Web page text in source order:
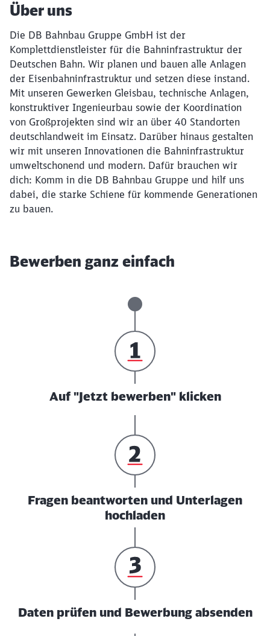
Über uns
Die DB Bahnbau Gruppe GmbH ist der
Komplettdienstleister für die Bahninfrastruktur der
Deutschen Bahn. Wir planen und bauen alle Anlagen
der Eisenbahninfrastruktur und setzen diese instand.
Mit unseren Gewerken Gleisbau, technische Anlagen,
konstruktiver Ingenieurbau sowie der Koordination
von Großprojekten sind wir an über 40 Standorten
deutschlandweit im Einsatz. Darüber hinaus gestalten
wir mit unseren Innovationen die Bahninfrastruktur
umweltschonend und modern. Dafür brauchen wir
dich: Komm in die DB Bahnbau Gruppe und hilf uns
dabei, die starke Schiene für kommende Generationen
zu bauen.
Bewerben ganz einfach
Auf "Jetzt bewerben" klicken
Fragen beantworten und Unterlagen
hochladen
Daten prüfen und Bewerbung absenden